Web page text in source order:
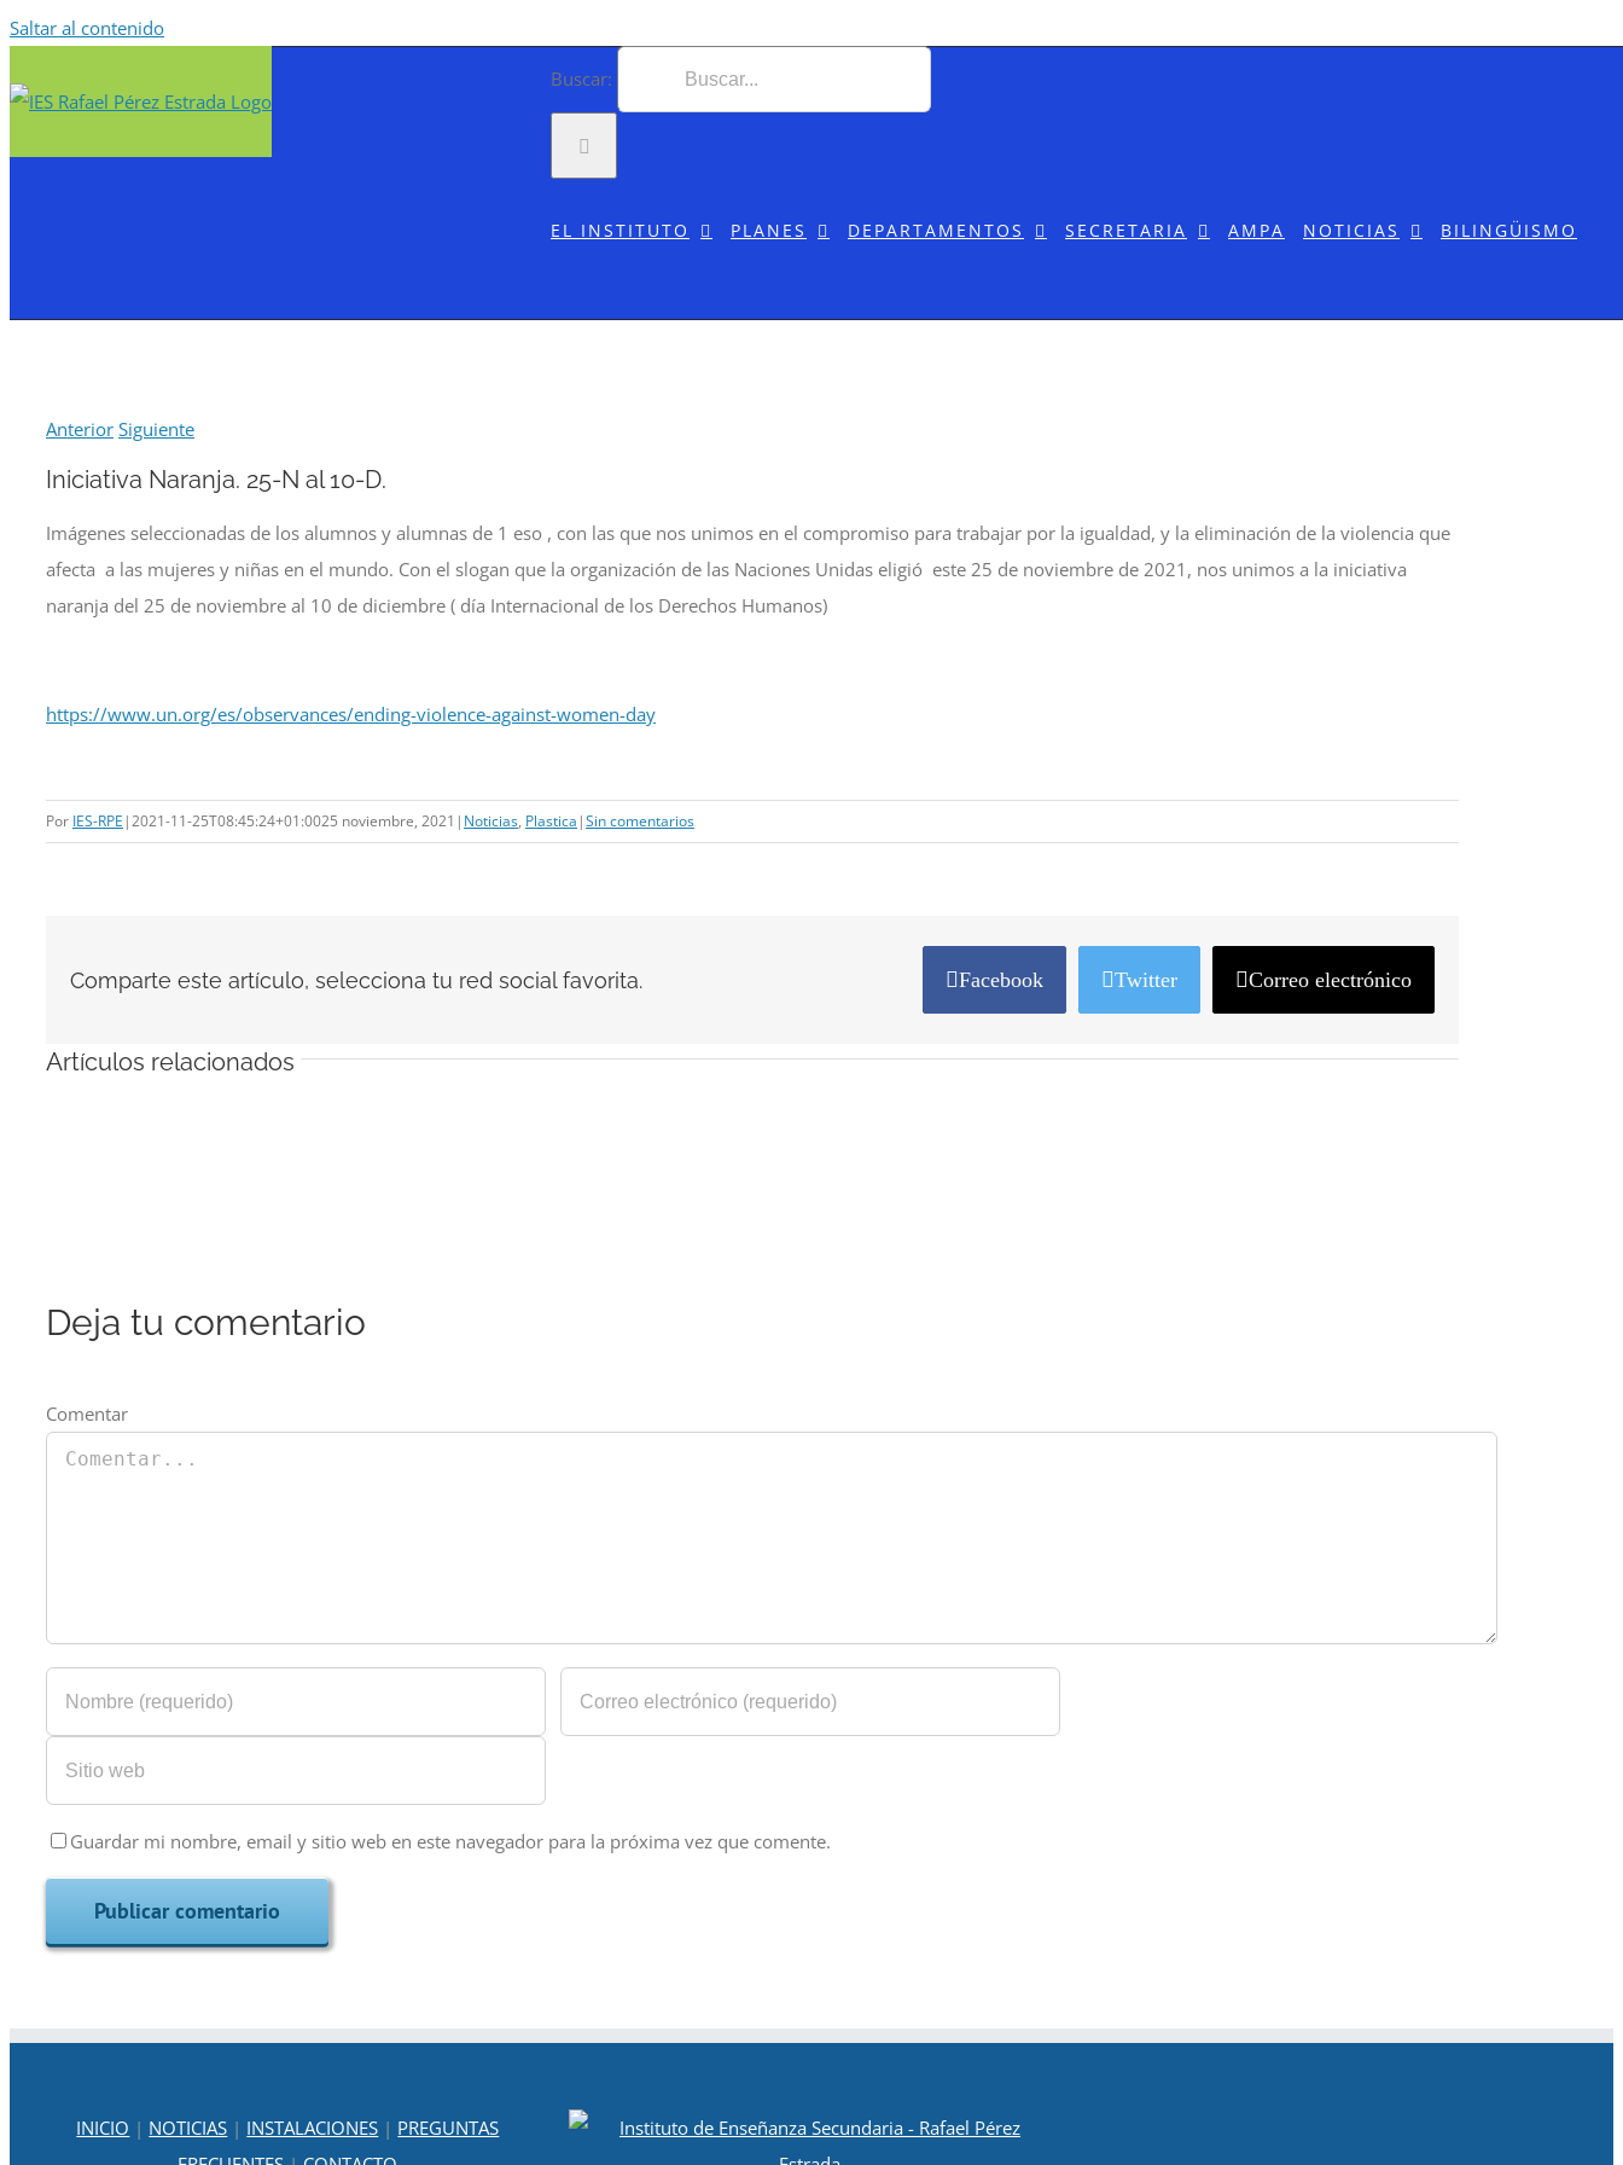
Saltar al contenido
Buscar:
EL INSTITUTO PLANES DEPARTAMENTOS SECRETARIA AMPA NOTICIAS BILINGÜISMO
Anterior Siguiente
Iniciativa Naranja. 25-N al 10-D.
Imágenes seleccionadas de los alumnos y alumnas de 1 eso , con las que nos unimos en el compromiso para trabajar por la igualdad, y la eliminación de la violencia que
afecta a las mujeres y niñas en el mundo. Con el slogan que la organización de las Naciones Unidas eligió este 25 de noviembre de 2021, nos unimos a la iniciativa
naranja del 25 de noviembre al 10 de diciembre ( día Internacional de los Derechos Humanos)
https://www.un.org/es/observances/ending-violence-against-women-day
Por IES-RPE |2021-11-25T08:45:24+01:0025 noviembre, 2021 | Noticias, Plastica |Sin comentarios
Comparte este artículo, selecciona tu red social favorita. Facebook Twitter Correo electrónico
Artículos relacionados
Deja tu comentario
Comentar
Guardar mi nombre, email y sitio web en este navegador para la próxima vez que comente.
INICIO | NOTICIAS | INSTALACIONES | PREGUNTAS